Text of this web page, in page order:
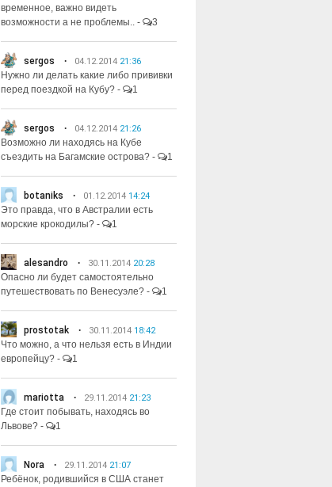
временное, важно видеть
возможности а не проблемы.. - 3
sergos 04.12.2014 21:36
Нужно ли делать какие либо прививки
перед поездкой на Кубу? - 1
sergos 04.12.2014 21:26
Возможно ли находясь на Кубе
съездить на Багамские острова? - 1
botaniks 01.12.2014 14:24
Это правда, что в Австралии есть
морские крокодилы? - 1
alesandro 30.11.2014 20:28
Опасно ли будет самостоятельно
путешествовать по Венесуэле? - 1
prostotak 30.11.2014 18:42
Что можно, а что нельзя есть в Индии
европейцу? - 1
mariotta 29.11.2014 21:23
Где стоит побывать, находясь во
Львове? - 1
Nora 29.11.2014 21:07
Ребёнок, родившийся в США станет